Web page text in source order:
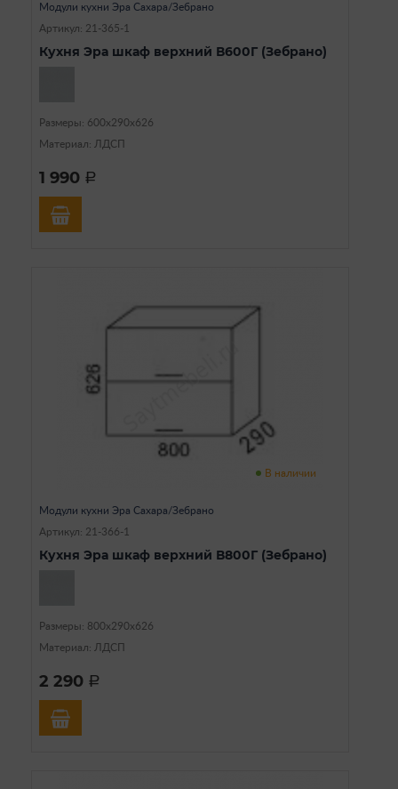
Модули кухни Эра Сахара/Зебрано
Артикул: 21-365-1
Кухня Эра шкаф верхний В600Г (Зебрано)
Размеры: 600х290х626
Материал: ЛДСП
1 990 a
В наличии
Модули кухни Эра Сахара/Зебрано
Артикул: 21-366-1
Кухня Эра шкаф верхний В800Г (Зебрано)
Размеры: 800х290х626
Материал: ЛДСП
2 290 a